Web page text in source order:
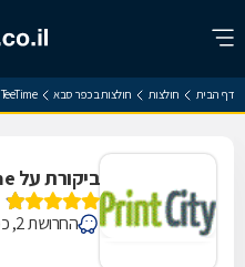
דף הבית חולצות חולצות בכפר סבא TeeTime
ביקורת על TeeTime
החרושת 2, כפר סבא